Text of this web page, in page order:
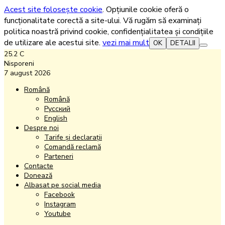
Acest site folosește cookie. Opțiunile cookie oferă o
funcționalitate corectă a site-ului. Vă rugăm să examinați
politica noastră privind cookie, confidențialitatea și condițiile
de utilizare ale acestui site. vezi mai mult OK DETALII
25.2 C
Nisporeni
7 august 2026
Română
Română
Русский
English
Despre noi
Tarife și declarații
Comandă reclamă
Parteneri
Contacte
Donează
Albasat pe social media
Facebook
Instagram
Youtube